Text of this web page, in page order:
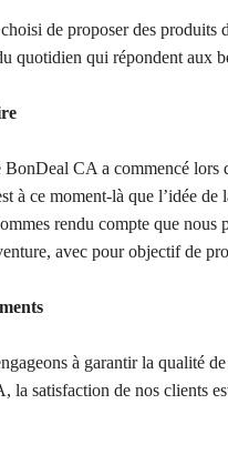
de proposer des produits
quotidien qui répondent aux
BonDeal CA a commencé lors
à ce moment-là que l’idée
rendu compte que nous
avec pour objectif de
à garantir la qualité
la satisfaction de nos clients